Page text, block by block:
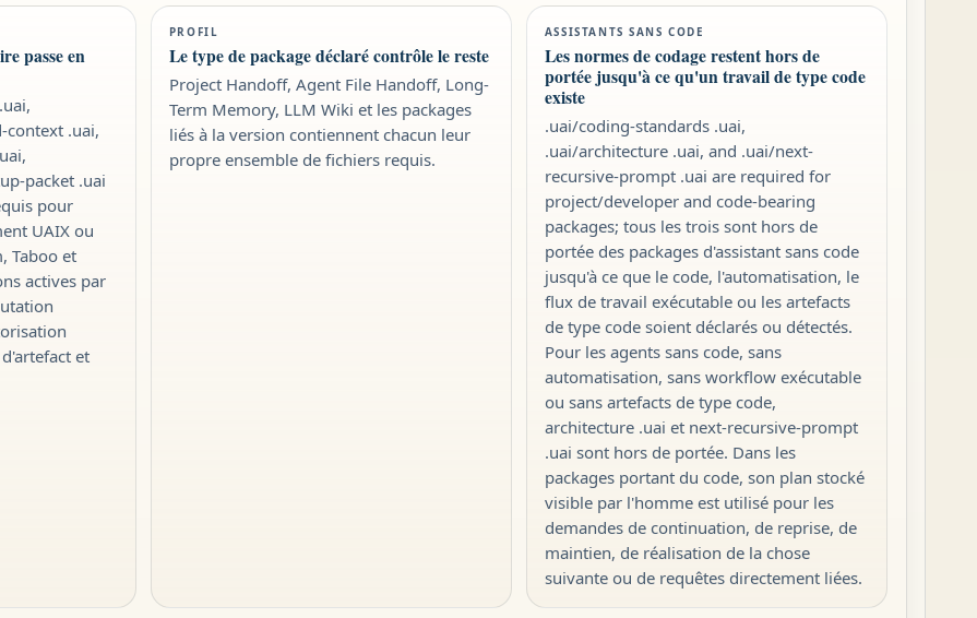
passe en
.uai,
packet .uai
pour
UAIX ou
Taboo et
actives par
et
PROFIL
Le type de package déclaré contrôle le reste
Project Handoff, Agent File Handoff, Long-
Term Memory, LLM Wiki et les packages
liés à la version contiennent chacun leur
propre ensemble de fichiers requis.
ASSISTANTS SANS CODE
Les normes de codage restent hors de
portée jusqu'à ce qu'un travail de type code
existe
.uai/coding-standards .uai,
.uai/architecture .uai, and .uai/next-
recursive-prompt .uai are required for
project/developer and code-bearing
packages; tous les trois sont hors de
portée des packages d'assistant sans code
jusqu'à ce que le code, l'automatisation, le
flux de travail exécutable ou les artefacts
de type code soient déclarés ou détectés.
Pour les agents sans code, sans
automatisation, sans workflow exécutable
ou sans artefacts de type code,
architecture .uai et next-recursive-prompt
.uai sont hors de portée. Dans les
packages portant du code, son plan stocké
visible par l'homme est utilisé pour les
demandes de continuation, de reprise, de
maintien, de réalisation de la chose
suivante ou de requêtes directement liées.